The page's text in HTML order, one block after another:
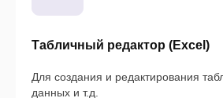
Табличный редактор (Excel)
Для создания и редактирования
данных и т.д.